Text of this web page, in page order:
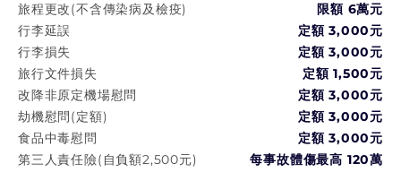
旅程更改(不含傳染病及檢疫)
限額 6萬元
行李延誤
定額 3,000元
行李損失
定額 3,000元
旅行文件損失
定額 1,500元
改降非原定機場慰問
定額 3,000元
劫機慰問(定額)
定額 3,000元
食品中毒慰問
定額 3,000元
第三人責任險(自負額2,500元)
每事故體傷最高 120萬